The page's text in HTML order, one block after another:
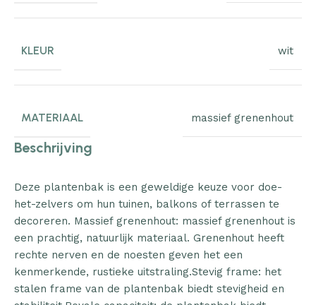
KLEUR wit
MATERIAAL massief grenenhout
Beschrijving
Deze plantenbak is een geweldige keuze voor doe-
het-zelvers om hun tuinen, balkons of terrassen te
decoreren. Massief grenenhout: massief grenenhout is
een prachtig, natuurlijk materiaal. Grenenhout heeft
rechte nerven en de noesten geven het een
kenmerkende, rustieke uitstraling.Stevig frame: het
stalen frame van de plantenbak biedt stevigheid en